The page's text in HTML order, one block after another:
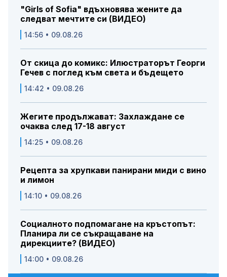
"Girls of Sofia" вдъхновява жените да
следват мечтите си (ВИДЕО)
14:56 • 09.08.26
От скица до комикс: Илюстраторът Георги
Гечев с поглед към света и бъдещето
14:42 • 09.08.26
Жегите продължават: Захлаждане се
очаква след 17-18 август
14:25 • 09.08.26
Рецепта за хрупкави панирани миди с вино
и лимон
14:10 • 09.08.26
Социалното подпомагане на кръстопът:
Планира ли се съкращаване на
дирекциите? (ВИДЕО)
14:00 • 09.08.26